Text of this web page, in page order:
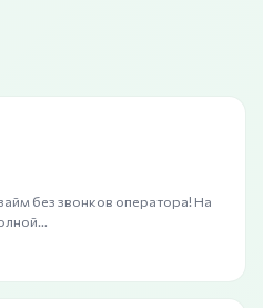
без звонков оператора! На